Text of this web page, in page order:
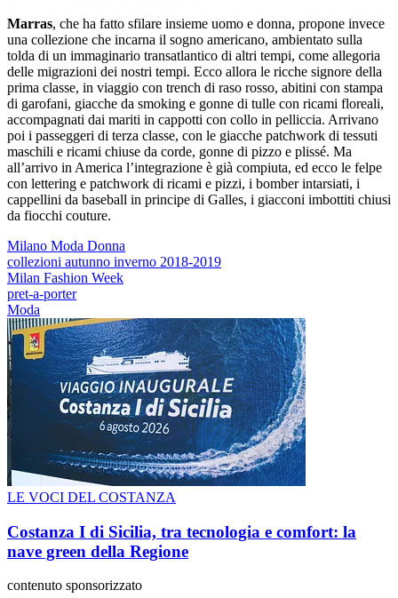
Marras, che ha fatto sfilare insieme uomo e donna, propone invece
una collezione che incarna il sogno americano, ambientato sulla
tolda di un immaginario transatlantico di altri tempi, come allegoria
delle migrazioni dei nostri tempi. Ecco allora le ricche signore della
prima classe, in viaggio con trench di raso rosso, abitini con stampa
di garofani, giacche da smoking e gonne di tulle con ricami floreali,
accompagnati dai mariti in cappotti con collo in pelliccia. Arrivano
poi i passeggeri di terza classe, con le giacche patchwork di tessuti
maschili e ricami chiuse da corde, gonne di pizzo e plissé. Ma
all’arrivo in America l’integrazione è già compiuta, ed ecco le felpe
con lettering e patchwork di ricami e pizzi, i bomber intarsiati, i
cappellini da baseball in principe di Galles, i giacconi imbottiti chiusi
da fiocchi couture.
Milano Moda Donna
collezioni autunno inverno 2018-2019
Milan Fashion Week
pret-a-porter
Moda
LE VOCI DEL COSTANZA
Costanza I di Sicilia, tra tecnologia e comfort: la
nave green della Regione
contenuto sponsorizzato